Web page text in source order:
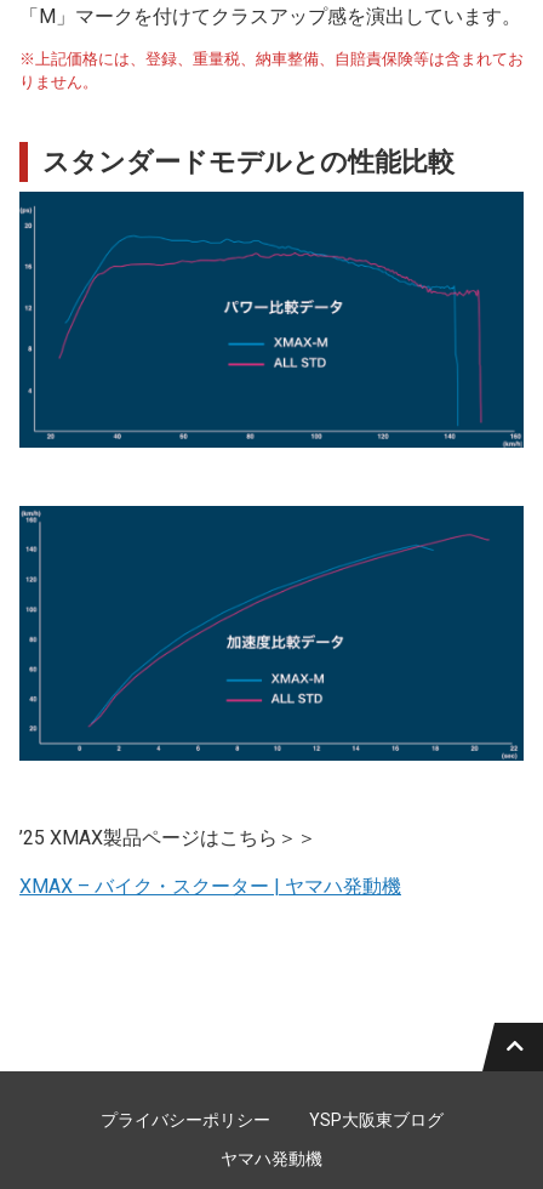
「M」マークを付けてクラスアップ感を演出しています。
※上記価格には、登録、重量税、納車整備、自賠責保険等は含まれてお
りません。
スタンダードモデルとの性能比較
’25 XMAX製品ページはこちら＞＞
XMAX – バイク・スクーター | ヤマハ発動機
プライバシーポリシー
YSP大阪東ブログ
ヤマハ発動機